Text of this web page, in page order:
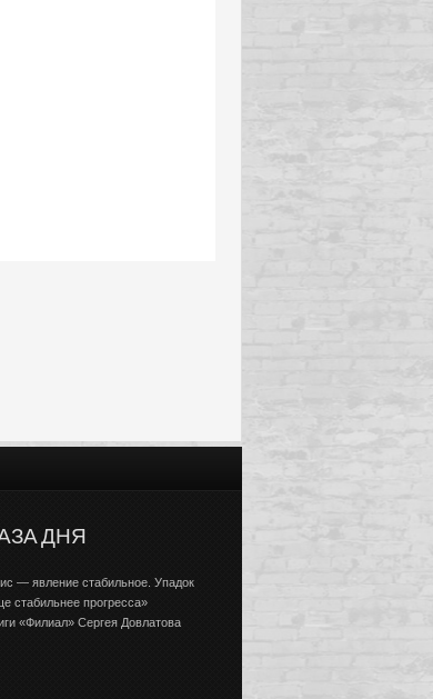
ДНЯ
— явление стабильное. Упадок
стабильнее прогресса»
«Филиал» Сергея Довлатова